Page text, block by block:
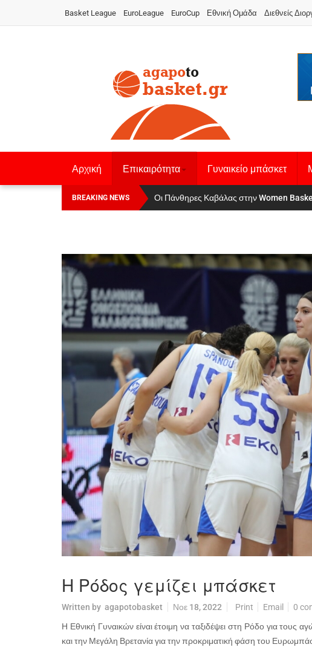
Basket League EuroLeague EuroCup Εθνική Ομάδα Διεθνείς
Αρχική Επικαιρότητα Γυναικείο μπάσκετ
BREAKING NEWS Οι Πάνθηρες Καβάλας στην Women
Αναχώρησε για τα Γιάννενα η Εθνική
Η Ρόδος γεμίζει μπάσκετ
Written by agapotobasket Νοε 18, 2022 Print Email 0
Η Εθνική Γυναικών είναι έτοιμη να ταξιδέψει στη Ρόδο για τους
και την Μεγάλη Βρετανία για την προκριματική φάση του